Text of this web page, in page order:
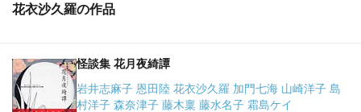
花衣沙久羅の作品
怪談集 花月夜綺譚
岩井志麻子 恩田陸 花衣沙久羅 加門七海 山崎洋子 島
村洋子 森奈津子 藤木稟 藤水名子 霜島ケイ